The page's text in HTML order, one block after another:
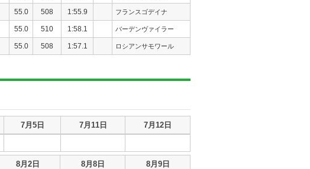
55.0 508 1:55.9 フランスゴデイナ
55.0 510 1:58.1 バーデンヴァイラー
55.0 508 1:57.1 ロシアンサモワール
7月5日 7月11日 7月12日
8月2日 8月8日 8月9日